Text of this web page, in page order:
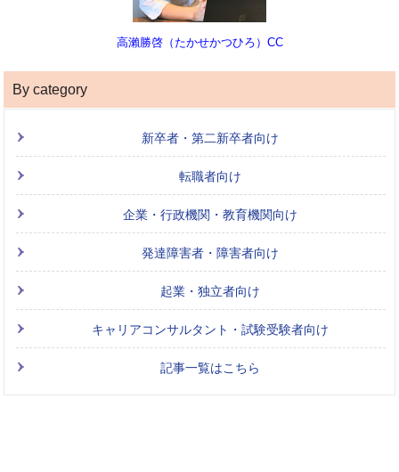
高瀨勝啓（たかせかつひろ）CC
By category
新卒者・第二新卒者向け
転職者向け
企業・行政機関・教育機関向け
発達障害者・障害者向け
起業・独立者向け
キャリアコンサルタント・試験受験者向け
記事一覧はこちら